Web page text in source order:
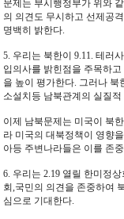
문제는 부시행정부가 위와
의 의견도 무시하고 선제공
명백히 밝한다.
5. 우리는 북한이 9.11. 테러
입의사를 밝힌점을 주목하
을 높이 평가한다. 그러나
소설치등 남북관계의 실질
이제 남북문제는 미국이 북
라 미국의 대북정책이 영향
아등 주변나라들은 이를 존
6. 우리는 2.19 열릴 한미정
회,국민의 의견을 존중하여
심으로 기대한다.